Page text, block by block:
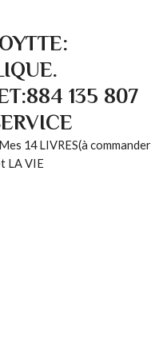
135 807
14 LIVRES(à commander
LA VIE